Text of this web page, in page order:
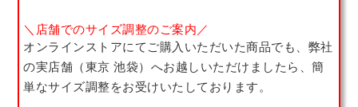
＼店舗でのサイズ調整のご案内／
オンラインストアにてご購入いただいた商品でも、弊社
の実店舗（東京 池袋）へお越しいただけましたら、簡
単なサイズ調整をお受けいたしております。